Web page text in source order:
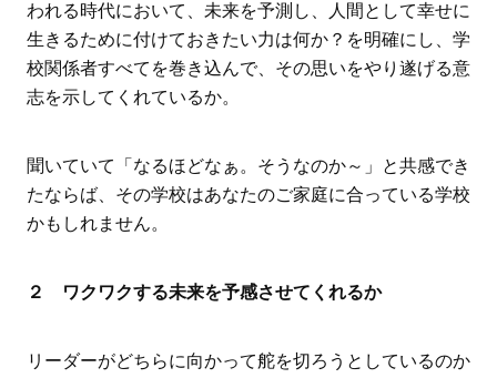
われる時代において、未来を予測し、人間として幸せに
生きるために付けておきたい力は何か？を明確にし、学
校関係者すべてを巻き込んで、その思いをやり遂げる意
志を示してくれているか。
聞いていて「なるほどなぁ。そうなのか～」と共感でき
たならば、その学校はあなたのご家庭に合っている学校
かもしれません。
２ ワクワクする未来を予感させてくれるか
リーダーがどちらに向かって舵を切ろうとしているのか